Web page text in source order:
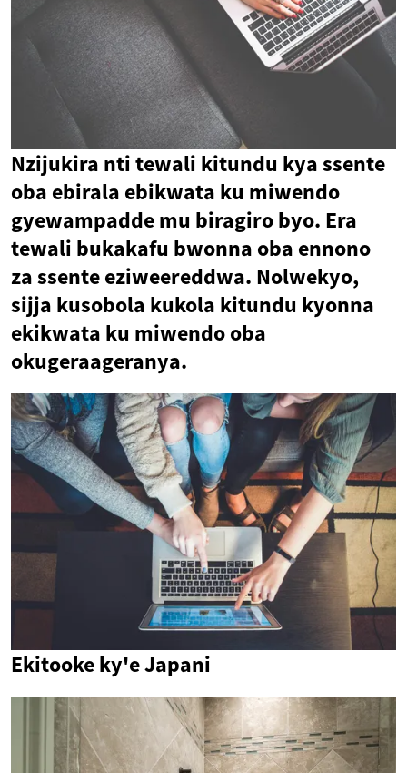
Nzijukira nti tewali kitundu kya ssente
oba ebirala ebikwata ku miwendo
gyewampadde mu biragiro byo. Era
tewali bukakafu bwonna oba ennono
za ssente eziweereddwa. Nolwekyo,
sijja kusobola kukola kitundu kyonna
ekikwata ku miwendo oba
okugeraageranya.
Ekitooke ky'e Japani